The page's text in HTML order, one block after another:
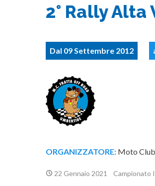
2° Rally Alta
Dal 09 Settembre 2012
ORGANIZZATORE: Moto
22 Gennaio 2021 Campionato